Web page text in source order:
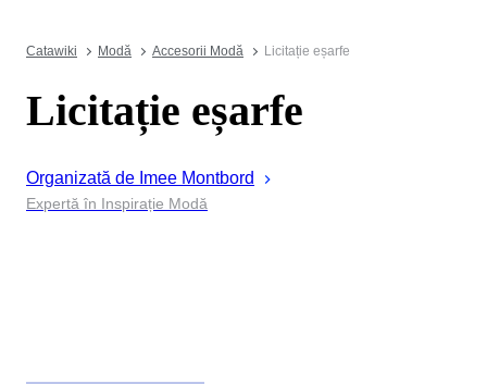
Catawiki Modă Accesorii Modă Licitație eșarfe
Licitație eșarfe
Organizată de Imee Montbord
Expertă în Inspirație Modă